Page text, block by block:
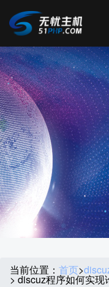
当前位置： 首页>
> discuz程序如何实